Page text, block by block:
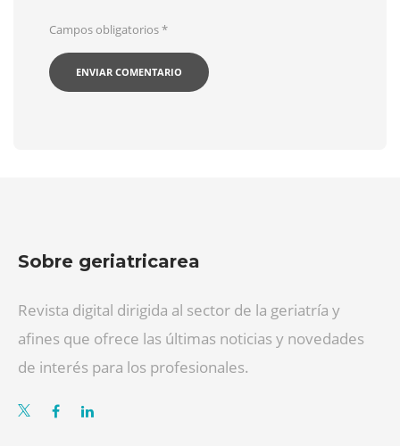
Campos obligatorios*
Sobre geriatricarea
Revista digital dirigida al sector de la geriatría y
afines que ofrece las últimas noticias y novedades
de interés para los profesionales.